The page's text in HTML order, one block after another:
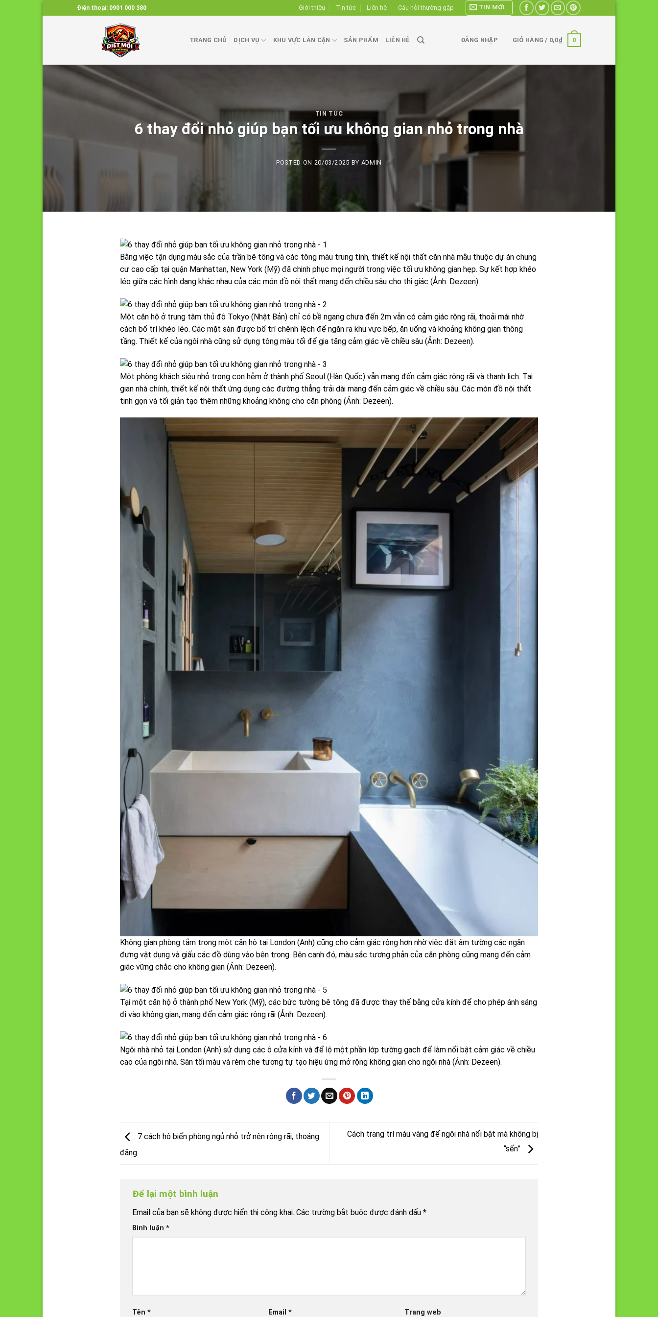
to
Điện thoại: 0901 000 380 Giới thiệu Tin tức Liên hệ Câu hỏi thường gặp TIN MỚI
TRANG CHỦ DỊCH VỤ KHU VỰC LÂN CẬN SẢN PHẨM LIÊN HỆ ĐĂNG NHẬP GIỎ HÀNG / 0,0₫ 0
TIN TỨC
6 thay đổi nhỏ giúp bạn tối ưu không gian nhỏ trong nhà
POSTED ON 20/03/2025 BY ADMIN
Bằng việc tận dụng màu sắc của trần bê tông và các tông màu trung tính, thiết kế nội thất căn nhà mẫu thuộc dự án chung
cư cao cấp tại quận Manhattan, New York (Mỹ) đã chinh phục mọi người trong việc tối ưu không gian hẹp. Sự kết hợp khéo
léo giữa các hình dạng khác nhau của các món đồ nội thất mang đến chiều sâu cho thị giác (Ảnh: Dezeen).
Một căn hộ ở trung tâm thủ đô Tokyo (Nhật Bản) chỉ có bề ngang chưa đến 2m vẫn có cảm giác rộng rãi, thoải mái nhờ
cách bố trí khéo léo. Các mặt sàn được bố trí chênh lệch để ngăn ra khu vực bếp, ăn uống và khoảng không gian thông
tầng. Thiết kế của ngôi nhà cũng sử dụng tông màu tối để gia tăng cảm giác về chiều sâu (Ảnh: Dezeen).
Một phòng khách siêu nhỏ trong con hẻm ở thành phố Seoul (Hàn Quốc) vẫn mang đến cảm giác rộng rãi và thanh lịch. Tại
gian nhà chính, thiết kế nội thất ứng dụng các đường thẳng trải dài mang đến cảm giác về chiều sâu. Các món đồ nội thất
tinh gọn và tối giản tạo thêm những khoảng không cho căn phòng (Ảnh: Dezeen).
Không gian phòng tắm trong một căn hộ tại London (Anh) cũng cho cảm giác rộng hơn nhờ việc đặt âm tường các ngăn
đựng vật dụng và giấu các đồ dùng vào bên trong. Bên cạnh đó, màu sắc tương phản của căn phòng cũng mang đến cảm
giác vững chắc cho không gian (Ảnh: Dezeen).
Tại một căn hộ ở thành phố New York (Mỹ), các bức tường bê tông đã được thay thế bằng cửa kính để cho phép ánh sáng
đi vào không gian, mang đến cảm giác rộng rãi (Ảnh: Dezeen).
Ngôi nhà nhỏ tại London (Anh) sử dụng các ô cửa kính và để lộ một phần lớp tường gạch để làm nổi bật cảm giác về chiều
cao của ngôi nhà. Sàn tối màu và rèm che tương tự tạo hiệu ứng mở rộng không gian cho ngôi nhà (Ảnh: Dezeen).
7 cách hô biến phòng ngủ nhỏ trở nên rộng rãi, thoáng
đãng
Cách trang trí màu vàng để ngôi nhà nổi bật mà không bị
“sến”
Để lại một bình luận
Email của bạn sẽ không được hiển thị công khai. Các trường bắt buộc được đánh dấu*
Bình luận*
Tên* Email* Trang web